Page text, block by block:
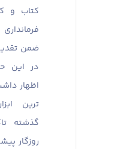
کتاب و
ضمن
در این
اظهار
ترین
گذشته
روزگار